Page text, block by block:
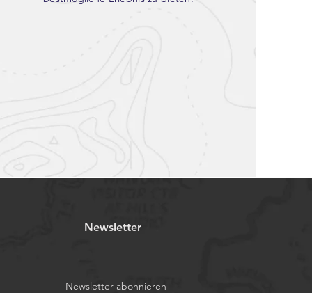
Newsletter
Newsletter abonnieren